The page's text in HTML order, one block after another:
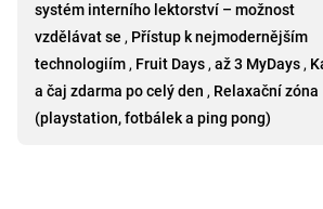
systém interního lektorství – možnost
vzdělávat se , Přístup k nejmodernějším
technologiím , Fruit Days , až 3 MyDays ,
a čaj zdarma po celý den , Relaxační zóna
(playstation, fotbálek a ping pong)